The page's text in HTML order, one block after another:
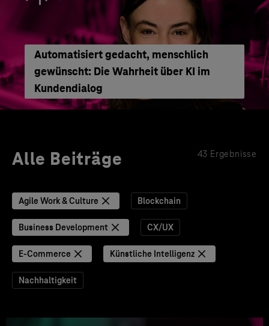
Automatisiert gedacht, menschlich
gewünscht: Die Wahrheit über KI im
Kundendialog
Alle Beiträge 43 Ergebnisse
Agile Work & Culture Blockchain
Business Development CX/UX
E-Commerce Künstliche Intelligenz
Nachhaltigkeit